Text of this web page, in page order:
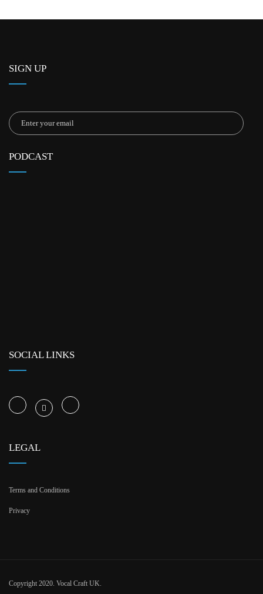
SIGN UP
PODCAST
SOCIAL LINKS
LEGAL
Terms and Conditions
Privacy
Copyright 2020. Vocal Craft UK.